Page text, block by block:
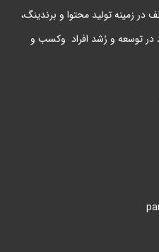
در زمینه تولید محتوا و برندینگ،
در توسعه و رُشد افراد وکسب و